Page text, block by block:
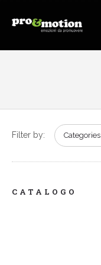
Filter by: Categories
CATALOGO